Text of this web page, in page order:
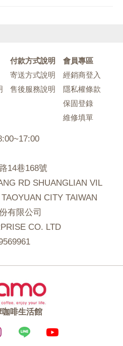
付款方式說明
寄送方式說明
售後服務說明
會員專區
經銷商登入
隱私權條款
保固登錄
維修填單
14巷168號
RD SHUANGLIAN VIL
CITY TAIWAN
有限公司
CO. LTD
咖啡生活館